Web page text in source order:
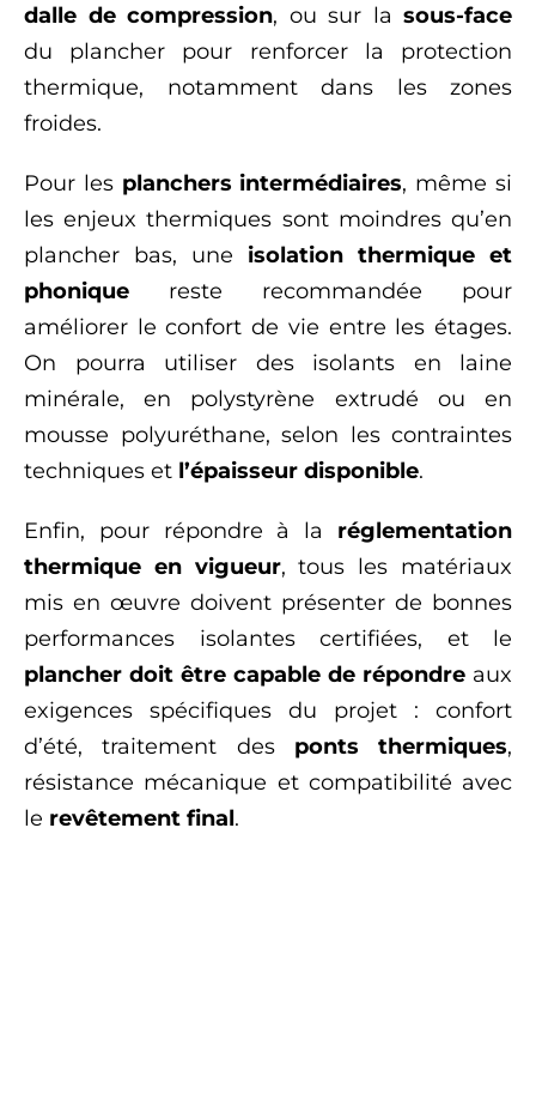
dalle de compression, ou sur la sous-face
du plancher pour renforcer la protection
thermique, notamment dans les zones
froides.
Pour les planchers intermédiaires, même si
les enjeux thermiques sont moindres qu’en
plancher bas, une isolation thermique et
phonique reste recommandée pour
améliorer le confort de vie entre les étages.
On pourra utiliser des isolants en laine
minérale, en polystyrène extrudé ou en
mousse polyuréthane, selon les contraintes
techniques et l’épaisseur disponible.
Enfin, pour répondre à la réglementation
thermique en vigueur, tous les matériaux
mis en œuvre doivent présenter de bonnes
performances isolantes certifiées, et le
plancher doit être capable de répondre aux
exigences spécifiques du projet : confort
d’été, traitement des ponts thermiques,
résistance mécanique et compatibilité avec
le revêtement final.